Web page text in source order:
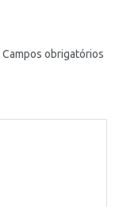
Campos obrigatórios